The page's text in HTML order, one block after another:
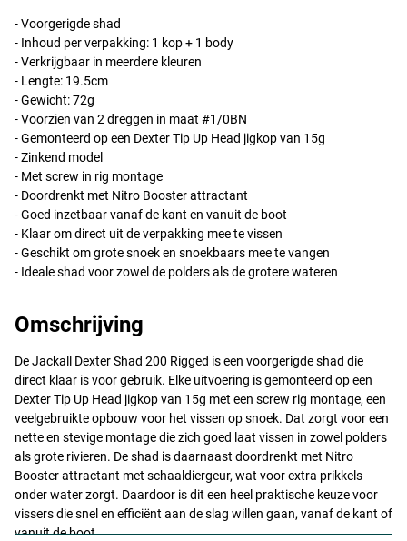
- Voorgerigde shad
- Inhoud per verpakking: 1 kop + 1 body
- Verkrijgbaar in meerdere kleuren
- Lengte: 19.5cm
- Gewicht: 72g
- Voorzien van 2 dreggen in maat #1/0BN
- Gemonteerd op een Dexter Tip Up Head jigkop van 15g
- Zinkend model
- Met screw in rig montage
- Doordrenkt met Nitro Booster attractant
- Goed inzetbaar vanaf de kant en vanuit de boot
- Klaar om direct uit de verpakking mee te vissen
- Geschikt om grote snoek en snoekbaars mee te vangen
- Ideale shad voor zowel de polders als de grotere wateren
Omschrijving
De Jackall Dexter Shad 200 Rigged is een voorgerigde shad die
direct klaar is voor gebruik. Elke uitvoering is gemonteerd op een
Dexter Tip Up Head jigkop van 15g met een screw rig montage, een
veelgebruikte opbouw voor het vissen op snoek. Dat zorgt voor een
nette en stevige montage die zich goed laat vissen in zowel polders
als grote rivieren. De shad is daarnaast doordrenkt met Nitro
Booster attractant met schaaldiergeur, wat voor extra prikkels
onder water zorgt. Daardoor is dit een heel praktische keuze voor
vissers die snel en efficiënt aan de slag willen gaan, vanaf de kant of
vanuit de boot.